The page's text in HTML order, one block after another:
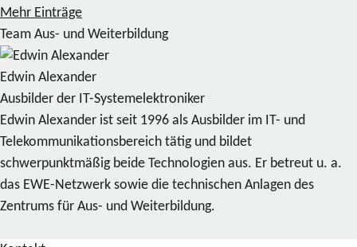
Mehr Einträge
Team Aus- und Weiterbildung
Edwin Alexander
Ausbilder der IT-Systemelektroniker
Edwin Alexander ist seit 1996 als Ausbilder im IT- und
Telekommunikationsbereich tätig und bildet
schwerpunktmäßig beide Technologien aus. Er betreut u. a.
das EWE-Netzwerk sowie die technischen Anlagen des
Zentrums für Aus- und Weiterbildung.